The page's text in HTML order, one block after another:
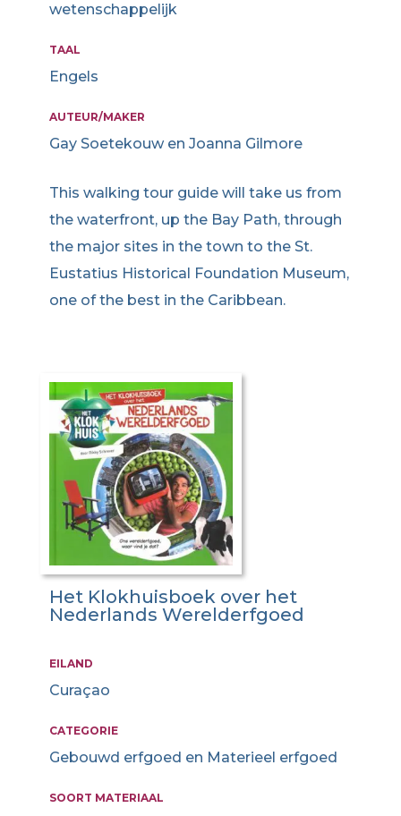
wetenschappelijk
TAAL
Engels
AUTEUR/MAKER
Gay Soetekouw en Joanna Gilmore
This walking tour guide will take us from
the waterfront, up the Bay Path, through
the major sites in the town to the St.
Eustatius Historical Foundation Museum,
one of the best in the Caribbean.
Het Klokhuisboek over het
Nederlands Werelderfgoed
EILAND
Curaçao
CATEGORIE
Gebouwd erfgoed en Materieel erfgoed
SOORT MATERIAAL